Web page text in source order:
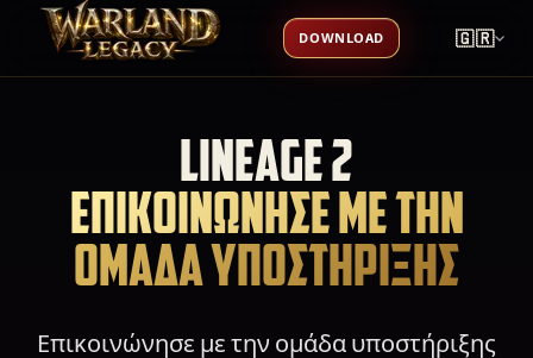
DOWNLOAD 🇬🇷
LINEAGE 2
ΕΠΙΚΟΙΝΩΝΗΣΕ ΜΕ ΤΗΝ
ΟΜΑΔΑ ΥΠΟΣΤΗΡΙΞΗΣ
Επικοινώνησε με την ομάδα υποστήριξης